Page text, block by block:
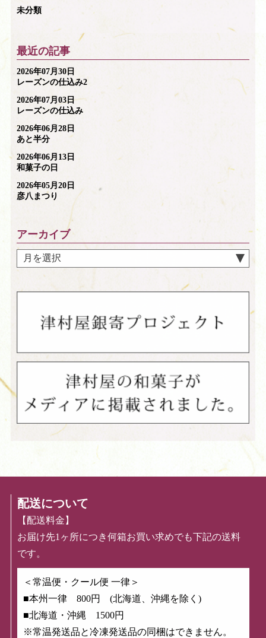
未分類
最近の記事
2026年07月30日
レーズンの仕込み2
2026年07月03日
レーズンの仕込み
2026年06月28日
あと半分
2026年06月13日
和菓子の日
2026年05月20日
彦八まつり
アーカイブ
配送について
【配送料金】
お届け先1ヶ所につき何箱お買い求めでも下記の送料
です。
＜常温便・クール便 一律＞
■本州一律 800円 (北海道、沖縄を除く)
■北海道・沖縄 1500円
※常温発送品と冷凍発送品の同梱はできません。